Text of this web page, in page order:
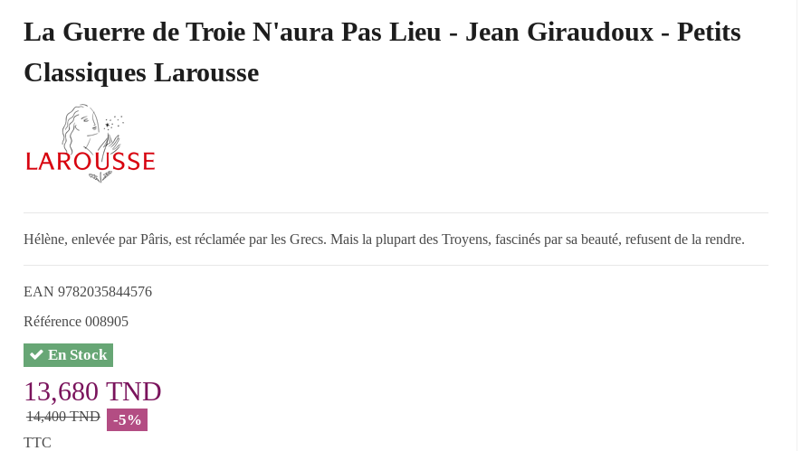
La Guerre de Troie N'aura Pas Lieu - Jean Giraudoux - Petits
Classiques Larousse
Hélène, enlevée par Pâris, est réclamée par les Grecs. Mais la plupart des Troyens, fascinés par sa beauté, refusent de la rendre.
EAN 9782035844576
Référence 008905
En Stock
13,680 TND
14,400 TND -5%
TTC